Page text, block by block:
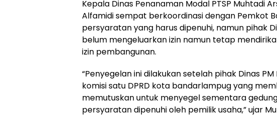
Kepala Dinas Penanaman Modal PTSP Muhtadi
Alfamidi sempat berkoordinasi dengan Pemkot
persyaratan yang harus dipenuhi, namun pihak
belum mengeluarkan izin namun tetap
izin pembangunan.
“Penyegelan ini dilakukan setelah pihak Dinas
komisi satu DPRD kota bandarlampug yang
memutuskan untuk menyegel sementara
persyaratan dipenuhi oleh pemilik usaha,” ujar